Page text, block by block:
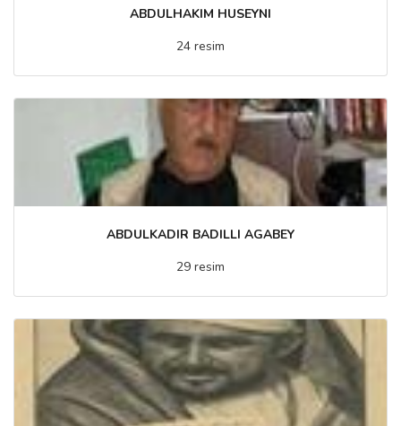
ABDULHAKIM HUSEYNI
24 resim
ABDULKADIR BADILLI AGABEY
29 resim